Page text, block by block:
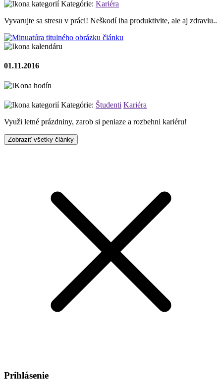
Kategórie: Kariéra
Vyvarujte sa stresu v práci! Neškodí iba produktivite, ale aj zdraviu..
01.11.2016
Kategórie: Študenti Kariéra
Využi letné prázdniny, zarob si peniaze a rozbehni kariéru!
Zobraziť všetky články
Prihlásenie